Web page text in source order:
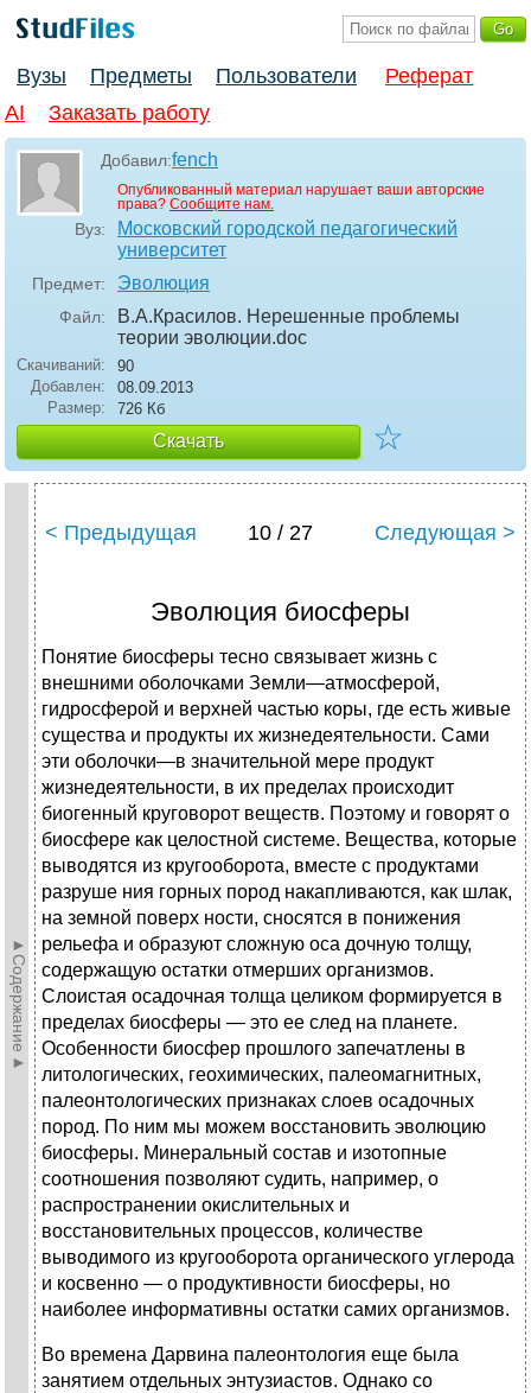
Вузы Предметы Пользователи
Реферат
AI
Заказать работу
Добавил:fench
Опубликованный материал нарушает ваши авторские
права? Сообщите нам.
Вуз:
Московский городской педагогический
университет
Предмет: Эволюция
Файл:
В.А.Красилов. Нерешенные проблемы
теории эволюции.doc
Скачиваний:
90
Добавлен:
08.09.2013
Размер:
726 Кб
Скачать ☆
►Содержание►
< Предыдущая 10 / 27 Следующая >
Эволюция биосферы
Понятие биосферы тесно связывает жизнь с
внешними оболочками Земли—атмосферой,
гидросферой и верхней частью коры, где есть живые
существа и продукты их жизнедеятельности. Сами
эти оболочки—в значительной мере продукт
жизнедеятельности, в их пределах происходит
биогенный круговорот веществ. Поэтому и говорят о
биосфере как целостной системе. Вещества, которые
выводятся из кругооборота, вместе с продуктами
разруше ния горных пород накапливаются, как шлак,
на земной поверх ности, сносятся в понижения
рельефа и образуют сложную оса дочную толщу,
содержащую остатки отмерших организмов.
Слоистая осадочная толща целиком формируется в
пределах биосферы — это ее след на планете.
Особенности биосфер прошлого запечатлены в
литологических, геохимических, палеомагнитных,
палеонтологических признаках слоев осадочных
пород. По ним мы можем восстановить эволюцию
биосферы. Минеральный состав и изотопные
соотношения позволяют судить, например, о
распространении окислительных и
восстановительных процессов, количестве
выводимого из кругооборота органического углерода
и косвенно — о продуктивности биосферы, но
наиболее информативны остатки самих организмов.
Во времена Дарвина палеонтология еще была
занятием отдельных энтузиастов. Однако со